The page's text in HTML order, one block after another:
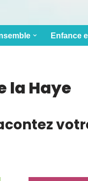
Enfance
la Haye